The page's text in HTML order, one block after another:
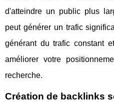
d'atteindre un public plus
peut générer un trafic
générant du trafic constant
améliorer votre
recherche.
Création de backlinks